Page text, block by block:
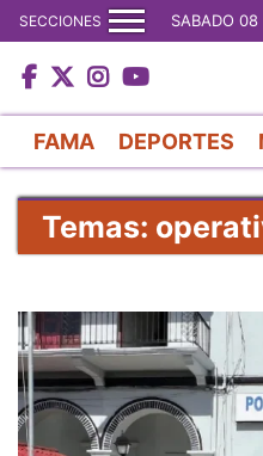
SECCIONES SABADO
FAMA DEPORTES
Temas: